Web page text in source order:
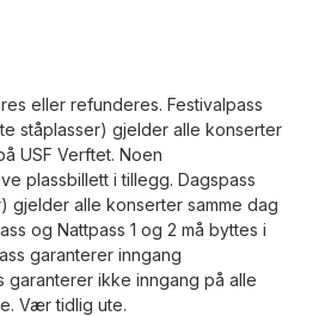
eller refunderes. Festivalpass
ståplasser) gjelder alle konserter
USF Verftet. Noen
plassbillett i tillegg. Dagspass
gjelder alle konserter samme dag
og Nattpass 1 og 2 må byttes i
garanterer inngang
garanterer ikke inngang på alle
Vær tidlig ute.